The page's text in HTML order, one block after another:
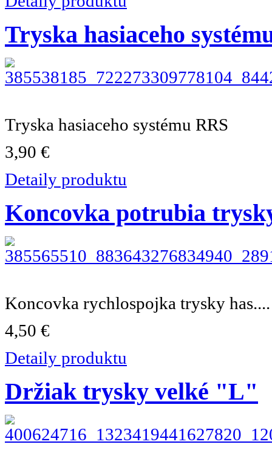
Tryska hasiaceho
Tryska hasiaceho systému RRS
3,90 €
Detaily produktu
Koncovka potrubia
Koncovka rychlospojka trysky has....
4,50 €
Detaily produktu
Držiak trysky velké "L"